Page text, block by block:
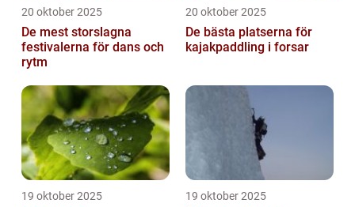
20 oktober 2025
De mest storslagna
festivalerna för dans och
rytm
20 oktober 2025
De bästa platserna för
kajakpaddling i forsar
19 oktober 2025 19 oktober 2025